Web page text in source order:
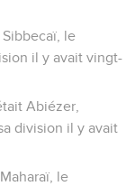
le
il y avait vingt-
Abiézer,
division il y avait
le